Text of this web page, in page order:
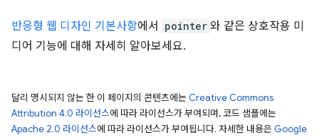
반응형 웹 디자인 기본사항에서 pointer 와 같은 상호작용 미
디어 기능에 대해 자세히 알아보세요.
달리 명시되지 않는 한 이 페이지의 콘텐츠에는 Creative Commons
Attribution 4.0 라이선스에 따라 라이선스가 부여되며, 코드 샘플에는
Apache 2.0 라이선스에 따라 라이선스가 부여됩니다. 자세한 내용은 Google